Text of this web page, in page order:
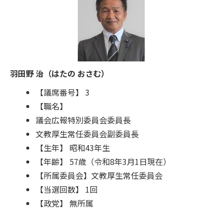
羽田野 治（はたの おさむ）
【議席番号】 3
【職名】
議会広報特別委員会委員長
文教厚生常任委員会副委員長
【生年】 昭和43年生
【年齢】 57歳（令和8年3月1日現在）
【所属委員会】文教厚生常任委員会
【当選回数】 1回
【政党】 無所属